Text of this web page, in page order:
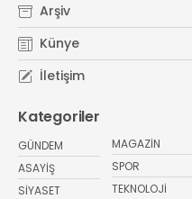
Arşiv
Künye
İletişim
Kategoriler
GÜNDEM
ASAYİŞ
SİYASET
MAGAZİN
SPOR
TEKNOLOJİ